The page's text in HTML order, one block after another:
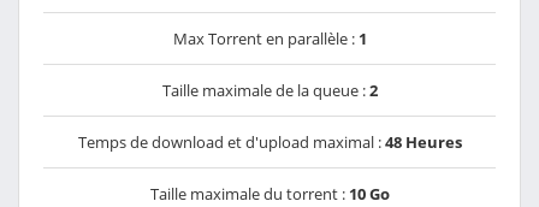
Max Torrent en parallèle : 1
Taille maximale de la queue :2
Temps de download et d'upload maximal :48 Heures
Taille maximale du torrent : 10 Go